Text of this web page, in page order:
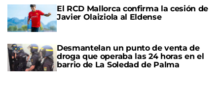
El RCD Mallorca confirma la cesión de
Javier Olaiziola al Eldense
Desmantelan un punto de venta de
droga que operaba las 24 horas en el
barrio de La Soledad de Palma